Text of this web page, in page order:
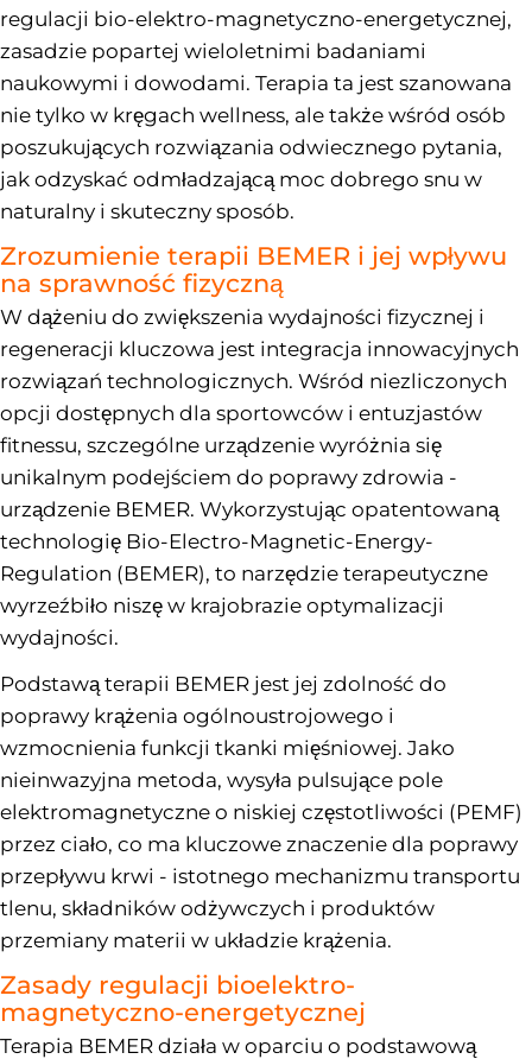
regulacji bio-elektro-magnetyczno-energetycznej,
zasadzie popartej wieloletnimi badaniami
naukowymi i dowodami. Terapia ta jest szanowana
nie tylko w kręgach wellness, ale także wśród osób
poszukujących rozwiązania odwiecznego pytania,
jak odzyskać odmładzającą moc dobrego snu w
naturalny i skuteczny sposób.
Zrozumienie terapii BEMER i jej wpływu
na sprawność fizyczną
W dążeniu do zwiększenia wydajności fizycznej i
regeneracji kluczowa jest integracja innowacyjnych
rozwiązań technologicznych. Wśród niezliczonych
opcji dostępnych dla sportowców i entuzjastów
fitnessu, szczególne urządzenie wyróżnia się
unikalnym podejściem do poprawy zdrowia -
urządzenie BEMER. Wykorzystując opatentowaną
technologię Bio-Electro-Magnetic-Energy-
Regulation (BEMER), to narzędzie terapeutyczne
wyrzeźbiło niszę w krajobrazie optymalizacji
wydajności.
Podstawą terapii BEMER jest jej zdolność do
poprawy krążenia ogólnoustrojowego i
wzmocnienia funkcji tkanki mięśniowej. Jako
nieinwazyjna metoda, wysyła pulsujące pole
elektromagnetyczne o niskiej częstotliwości (PEMF)
przez ciało, co ma kluczowe znaczenie dla poprawy
przepływu krwi - istotnego mechanizmu transportu
tlenu, składników odżywczych i produktów
przemiany materii w układzie krążenia.
Zasady regulacji bioelektro-
magnetyczno-energetycznej
Terapia BEMER działa w oparciu o podstawową